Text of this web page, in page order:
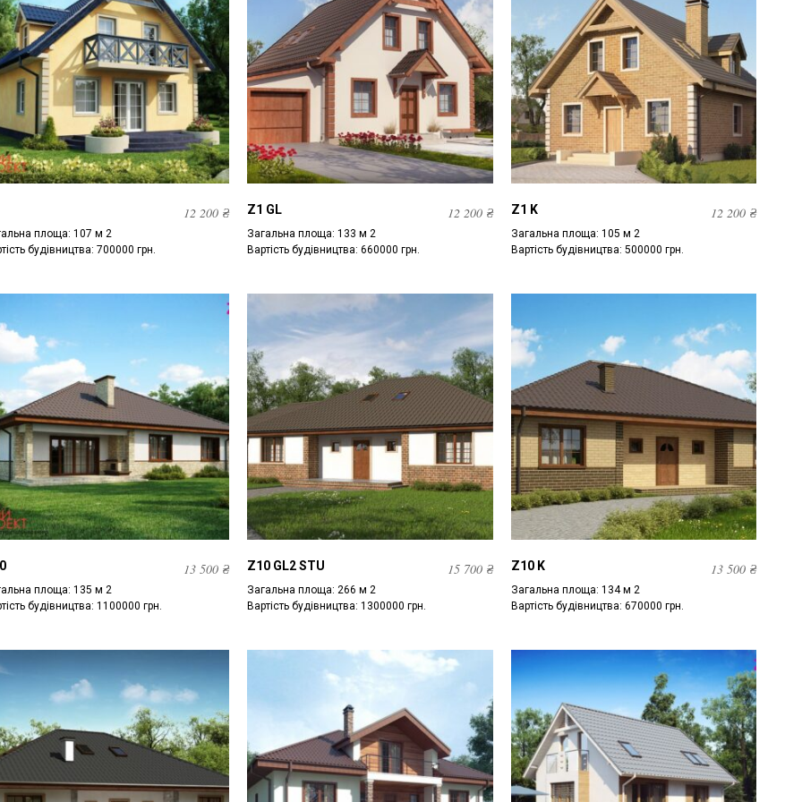
12 200 ₴
площа: 107 м 2
будівництва: 700000 грн.
Z1 GL 12 200 ₴
Загальна площа: 133 м 2
Вартість будівництва: 660000 грн.
Z1 K 12 200₴
Загальна площа: 105 м 2
Вартість будівництва: 500000 грн.
13 500 ₴
площа: 135 м 2
будівництва: 1100000 грн.
Z10 GL2 STU 15 700 ₴
Загальна площа: 266 м 2
Вартість будівництва: 1300000 грн.
Z10 K 13 500₴
Загальна площа: 134 м 2
Вартість будівництва: 670000 грн.